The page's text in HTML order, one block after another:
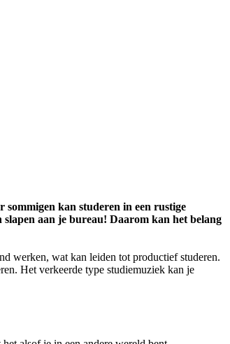
kan studeren in een rustige
slapen aan je bureau! Daarom kan het belang
werken, wat kan leiden tot productief studeren.
Het verkeerde type studiemuziek kan je